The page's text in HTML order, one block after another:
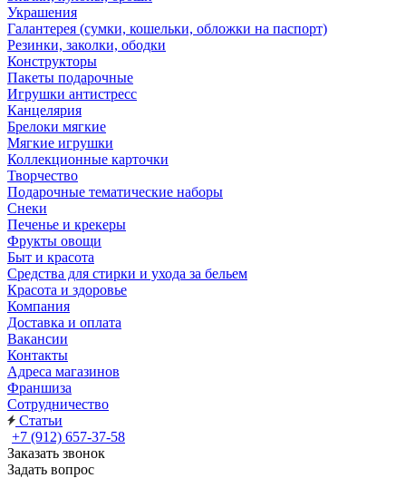
Украшения
Галантерея (сумки, кошельки, обложки на паспорт)
Резинки, заколки, ободки
Конструкторы
Пакеты подарочные
Игрушки антистресс
Канцелярия
Брелоки мягкие
Мягкие игрушки
Коллекционные карточки
Творчество
Подарочные тематические наборы
Снеки
Печенье и крекеры
Фрукты овощи
Быт и красота
Средства для стирки и ухода за бельем
Красота и здоровье
Компания
Доставка и оплата
Вакансии
Контакты
Адреса магазинов
Франшиза
Сотрудничество
Статьи
+7 (912) 657-37-58
Заказать звонок
Задать вопрос